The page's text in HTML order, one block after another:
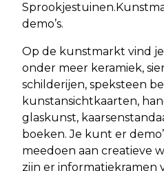
demo’s.
Op de kunstmarkt vind
onder meer keramiek,
schilderijen, speksteen
kunstansichtkaarten,
glaskunst,
boeken. Je kunt er
meedoen aan creatieve
zijn er informatiekramen